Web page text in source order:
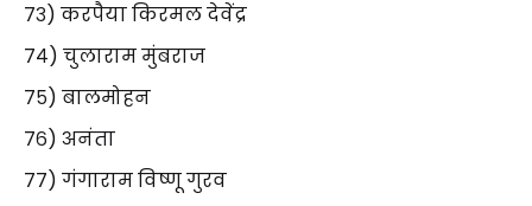
७३) करपैया किरमल देवेंद्र
७४) चुलाराम मुंबराज
७५) बालमोहन
७६) अनंता
७७) गंगाराम विष्णू गुरव